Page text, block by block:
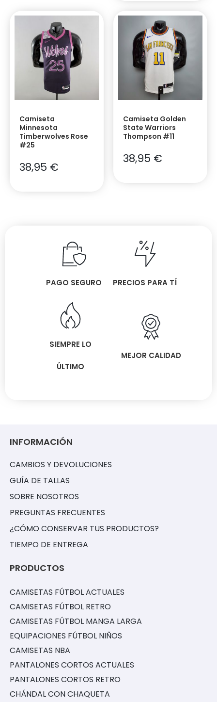
Camiseta
Minnesota
Timberwolves Rose
#25
38,95 €
Camiseta Golden
State Warriors
Thompson #11
38,95 €
PAGO SEGURO PRECIOS PARA TÍ
SIEMPRE LO
ÚLTIMO
MEJOR CALIDAD
INFORMACIÓN
CAMBIOS Y DEVOLUCIONES
GUÍA DE TALLAS
SOBRE NOSOTROS
PREGUNTAS FRECUENTES
¿CÓMO CONSERVAR TUS PRODUCTOS?
TIEMPO DE ENTREGA
PRODUCTOS
CAMISETAS FÚTBOL ACTUALES
CAMISETAS FÚTBOL RETRO
CAMISETAS FÚTBOL MANGA LARGA
EQUIPACIONES FÚTBOL NIÑOS
CAMISETAS NBA
PANTALONES CORTOS ACTUALES
PANTALONES CORTOS RETRO
CHÁNDAL CON CHAQUETA